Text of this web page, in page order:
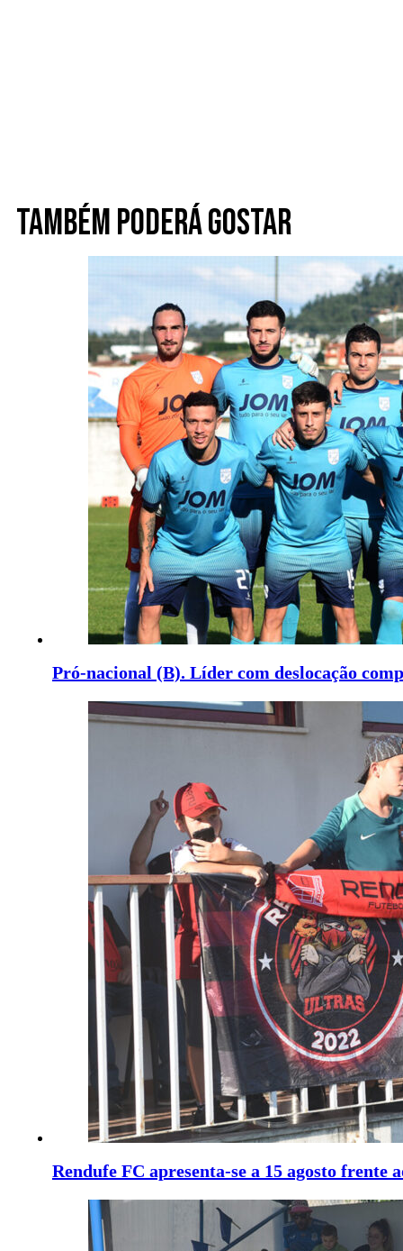
Também poderá gostar
Pró-nacional (B). Líder com deslocação
Rendufe FC apresenta-se a 15 agosto frente